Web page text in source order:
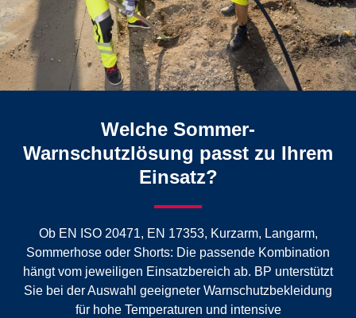
Welche Sommer-
Warnschutzlösung passt zu Ihrem
Einsatz?
Ob EN ISO 20471, EN 17353, Kurzarm, Langarm,
Sommerhose oder Shorts: Die passende Kombination
hängt vom jeweiligen Einsatzbereich ab. BP unterstützt
Sie bei der Auswahl geeigneter Warnschutzbekleidung
für hohe Temperaturen und intensive